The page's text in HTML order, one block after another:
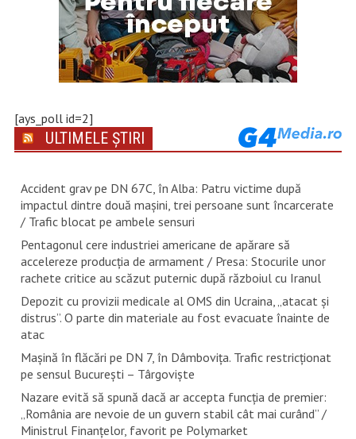
[ays_poll id=2]
ULTIMELE ȘTIRI
Accident grav pe DN 67C, în Alba: Patru victime după
impactul dintre două mașini, trei persoane sunt încarcerate
/ Trafic blocat pe ambele sensuri
Pentagonul cere industriei americane de apărare să
accelereze producția de armament / Presa: Stocurile unor
rachete critice au scăzut puternic după războiul cu Iranul
Depozit cu provizii medicale al OMS din Ucraina, „atacat și
distrus”. O parte din materiale au fost evacuate înainte de
atac
Mașină în flăcări pe DN 7, în Dâmbovița. Trafic restricționat
pe sensul București – Târgoviște
Nazare evită să spună dacă ar accepta funcția de premier:
„România are nevoie de un guvern stabil cât mai curând” /
Ministrul Finanțelor, favorit pe Polymarket